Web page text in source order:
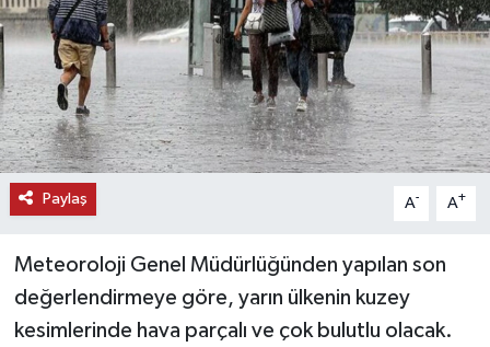
Paylaş A- A+
Meteoroloji Genel Müdürlüğünden yapılan son
değerlendirmeye göre, yarın ülkenin kuzey
kesimlerinde hava parçalı ve çok bulutlu olacak.
ÖZEL HABER
SAĞLIK
SPOR
TEKNOLOJİ
TİCARET
YAŞAM